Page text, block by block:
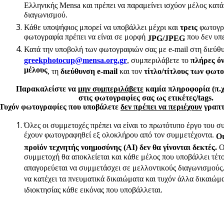
Ελληνικής Mensa και πρέπει να παραμείνει ισχύον μέλος
διαγωνισμού.
Κάθε υποψήφιος μπορεί να υποβάλλει μέχρι και τρεις
φωτογραφία πρέπει να είναι σε μορφή JPG/JPEG που δεν
Κατά την υποβολή των φωτογραφιών σας με e-mail στη
, συμπεριλάβετε το πλήρες
μέλους, τη διεύθυνση e-mail και τον τίτλο/τίτλους των
Παρακαλείστε να μην συμπεριλάβετεκαμία πληροφορία
στις φωτογραφίες σας ως ετικέτες/tags.
φωτογραφίες που υποβάλετε δεν πρέπει να περιέχουν
Όλες οι συμμετοχές πρέπει να είναι το πρωτότυπο έργο του
έχουν φωτογραφηθεί εξ ολοκλήρου από τον συμμετέχοντα.
προϊόν τεχνητής νοημοσύνης (ΑΙ) δεν θα γίνονται δεκτές.
συμμετοχή θα αποκλείεται και κάθε μέλος που υποβάλλει
απαγορεύεται να συμμετάσχει σε μελλοντικούς
να κατέχει τα πνευματικά δικαιώματα και τυχόν άλλα
ιδιοκτησίας κάθε εικόνας που υποβάλλεται.